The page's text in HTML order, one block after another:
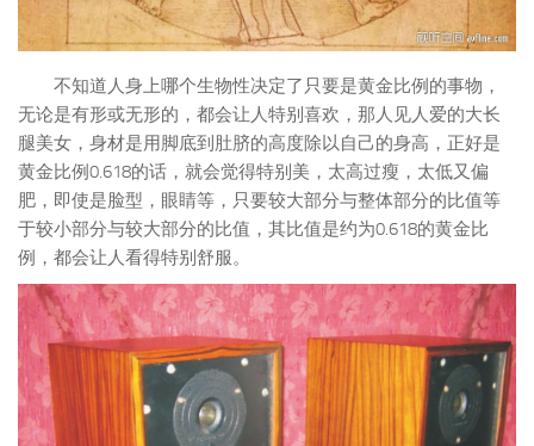
不知道人身上哪个生物性决定了只要是黄金比例的事物，
无论是有形或无形的，都会让人特别喜欢，那人见人爱的大长
腿美女，身材是用脚底到肚脐的高度除以自己的身高，正好是
黄金比例0.618的话，就会觉得特别美，太高过瘦，太低又偏
肥，即使是脸型，眼睛等，只要较大部分与整体部分的比值等
于较小部分与较大部分的比值，其比值是约为0.618的黄金比
例，都会让人看得特别舒服。